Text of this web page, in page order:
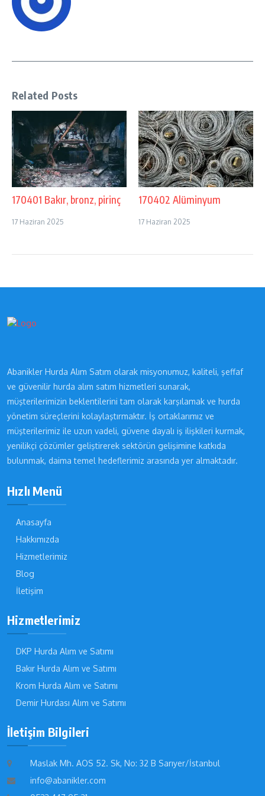
Related Posts
170401 Bakır, bronz, pirinç
17 Haziran 2025
170402 Alüminyum
17 Haziran 2025
Abanikler Hurda Alım Satım olarak misyonumuz, kaliteli, şeffaf
ve güvenilir hurda alım satım hizmetleri sunarak,
müşterilerimizin beklentilerini tam olarak karşılamak ve hurda
yönetim süreçlerini kolaylaştırmaktır. İş ortaklarımız ve
müşterilerimiz ile uzun vadeli, güvene dayalı iş ilişkileri kurmak,
yenilikçi çözümler geliştirerek sektörün gelişimine katkıda
bulunmak, daima temel hedeflerimiz arasında yer almaktadır.
Hızlı Menü
Anasayfa
Hakkımızda
Hizmetlerimiz
Blog
İletişim
Hizmetlerimiz
DKP Hurda Alım ve Satımı
Bakır Hurda Alım ve Satımı
Krom Hurda Alım ve Satımı
Demir Hurdası Alım ve Satımı
İletişim Bilgileri
Maslak Mh. AOS 52. Sk, No: 32 B Sarıyer/İstanbul
info@abanikler.com